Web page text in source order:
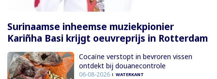
Surinaamse inheemse muziekpionier
Kariñha Basi krijgt oeuvreprijs in Rotterdam
Cocaïne verstopt in bevroren vissen
ontdekt bij douanecontrole
06-08-2026 WATERKANT